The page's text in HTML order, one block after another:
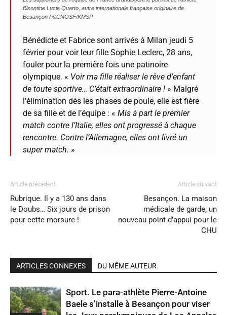
Bisontine Lucie Quarto, autre internationale française originaire de
Besançon / ©CNOSF/KMSP
Bénédicte et Fabrice sont arrivés à Milan jeudi 5
février pour voir leur fille Sophie Leclerc, 28 ans,
fouler pour la première fois une patinoire
olympique. « Voir ma fille réaliser le rêve d’enfant
de toute sportive… C’était extraordinaire ! » Malgré
l’élimination dès les phases de poule, elle est fière
de sa fille et de l’équipe : « Mis à part le premier
match contre l’Italie, elles ont progressé à chaque
rencontre. Contre l’Allemagne, elles ont livré un
super match. »
Article précédent
Rubrique. Il y a 130 ans dans
le Doubs… Six jours de prison
pour cette morsure !
Article suivant
Besançon. La maison
médicale de garde, un
nouveau point d’appui pour le
CHU
ARTICLES CONNEXES DU MÊME AUTEUR
Sport. Le para-athlète Pierre-Antoine
Baele s’installe à Besançon pour viser